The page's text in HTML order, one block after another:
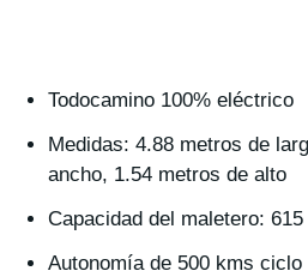
Todocamino 100% eléctrico
Medidas: 4.88 metros de
ancho, 1.54 metros de alto
Capacidad del maletero:
Autonomía de 500 kms ciclo